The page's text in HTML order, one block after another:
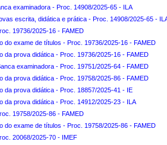
examinadora - Proc. 14908/2025-65 - ILA
escrita, didática e prática - Proc. 14908/2025-65 -
19736/2025-16 - FAMED
do exame de títulos - Proc. 19736/2025-16 - FAMED
da prova didática - Proc. 19736/2025-16 - FAMED
examinadora - Proc. 19751/2025-64 - FAMED
da prova didática - Proc. 19758/2025-86 - FAMED
da prova didática - Proc. 18857/2025-41 - IE
da prova didática - Proc. 14912/2025-23 - ILA
19758/2025-86 - FAMED
do exame de títulos - Proc. 19758/2025-86 - FAMED
20068/2025-70 - IMEF